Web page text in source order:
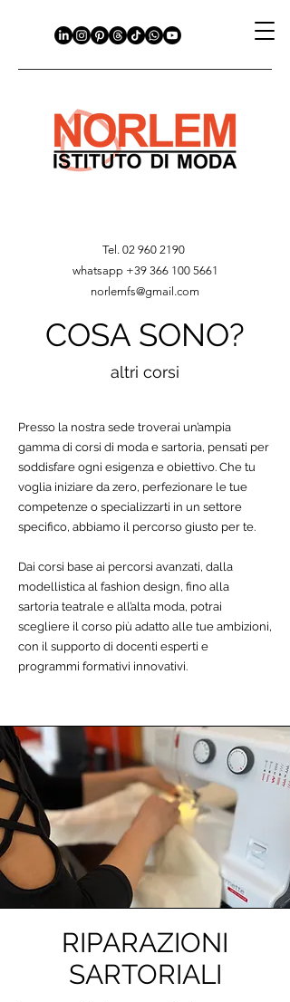
Tel. 02 960 2190
whatsapp +39 366 100 5661
norlemfs@gmail.com
COSA SONO?
altri corsi
Presso la nostra sede troverai un’ampia
gamma di corsi di moda e sartoria, pensati per
soddisfare ogni esigenza e obiettivo. Che tu
voglia iniziare da zero, perfezionare le tue
competenze o specializzarti in un settore
specifico, abbiamo il percorso giusto per te.
Dai corsi base ai percorsi avanzati, dalla
modellistica al fashion design, fino alla
sartoria teatrale e all’alta moda, potrai
scegliere il corso più adatto alle tue ambizioni,
con il supporto di docenti esperti e
programmi formativi innovativi.
RIPARAZIONI
SARTORIALI